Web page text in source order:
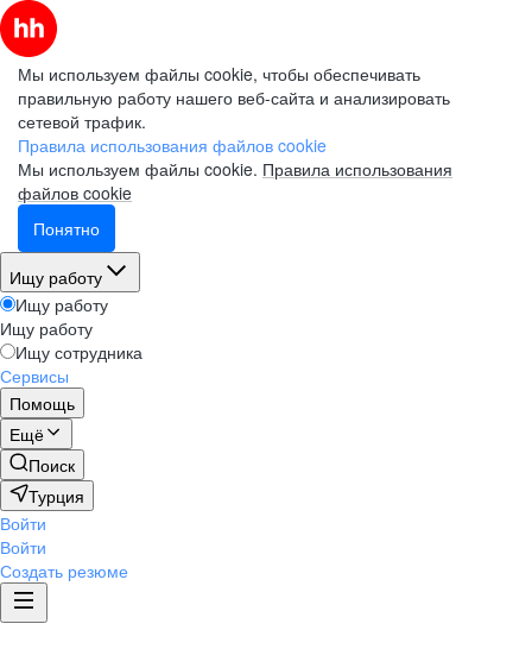
Мы используем файлы cookie, чтобы обеспечивать
правильную работу нашего веб-сайта и анализировать
сетевой трафик.
Правила использования файлов cookie
Мы используем файлы cookie. Правила использования
файлов cookie
Понятно
Ищу работу
Ищу работу
Ищу работу
Ищу сотрудника
Сервисы
Помощь
Ещё
Поиск
Турция
Войти
Войти
Создать резюме